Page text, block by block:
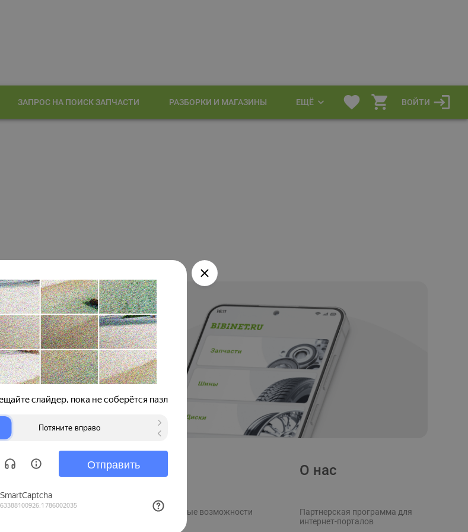
ЗАПРОС НА ПОИСК ЗАПЧАСТИ РАЗБОРКИ И МАГАЗИНЫ ЕЩЁ ВОЙТИ
Продавцам
Рекламные возможности
О нас
Партнерская программа для
интернет-порталов